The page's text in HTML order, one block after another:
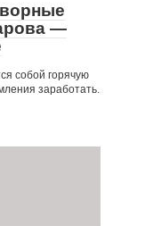
—
собой горячую
заработать.